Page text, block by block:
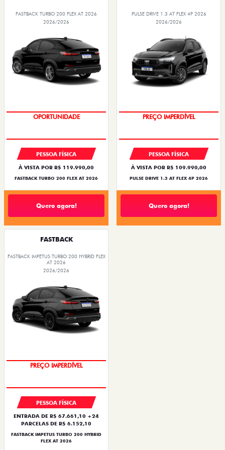
FASTBACK TURBO 200 FLEX AT 2026
2026/2026
OPORTUNIDADE
PESSOA FÍSICA
À VISTA POR R$ 119.990,00
FASTBACK TURBO 200 FLEX AT 2026
Quero agora!
PULSE DRIVE 1.3 AT FLEX 4P 2026
2026/2026
PREÇO IMPERDÍVEL
PESSOA FÍSICA
À VISTA POR R$ 109.990,00
PULSE DRIVE 1.3 AT FLEX 4P 2026
Quero agora!
FASTBACK
FASTBACK IMPETUS TURBO 200 HYBRID FLEX
AT 2026
2026/2026
PREÇO IMPERDÍVEL
PESSOA FÍSICA
ENTRADA DE R$ 67.661,10 +24
PARCELAS DE R$ 6.152,10
FASTBACK IMPETUS TURBO 200 HYBRID
FLEX AT 2026